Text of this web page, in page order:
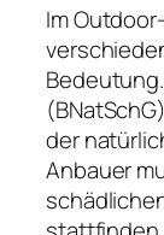
Im
der
Anbauer